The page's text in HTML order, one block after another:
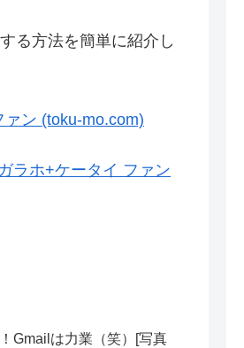
る方法を簡単に紹介し
ン (toku-mo.com)
ラホ+ケータイ ファン
Gmailは力業（笑）[写真